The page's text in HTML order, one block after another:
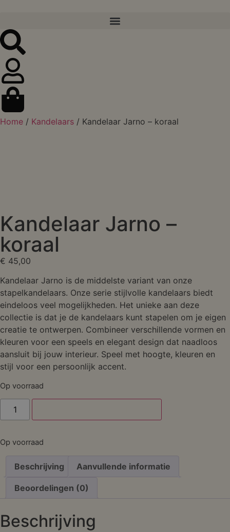
Home / Kandelaars / Kandelaar Jarno – koraal
Kandelaar Jarno –
koraal
€ 45,00
Kandelaar Jarno is de middelste variant van onze
stapelkandelaars. Onze serie stijlvolle kandelaars biedt
eindeloos veel mogelijkheden. Het unieke aan deze
collectie is dat je de kandelaars kunt stapelen om je eigen
creatie te ontwerpen. Combineer verschillende vormen en
kleuren voor een speels en elegant design dat naadloos
aansluit bij jouw interieur. Speel met hoogte, kleuren en
stijl voor een persoonlijk accent.
Op voorraad
Op voorraad
Beschrijving Aanvullende informatie
Beoordelingen (0)
Beschrijving